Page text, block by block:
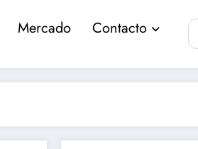
Mercado Contacto